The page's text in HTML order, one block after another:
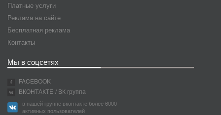
Платные услуги
Реклама на сайте
Бесплатная реклама
Контакты
Мы в соцсетях
FACEBOOK
ВКОНТАКТЕ / ВК группа
в нашей группе вконтакте более 6000
активных пользователей